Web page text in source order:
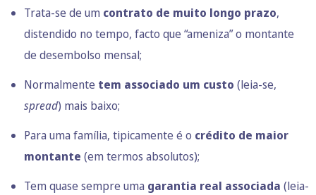
Trata-se de um contrato de muito longo prazo,
distendido no tempo, facto que “ameniza” o montante
de desembolso mensal;
Normalmente tem associado um custo (leia-se,
spread) mais baixo;
Para uma família, tipicamente é o crédito de maior
montante (em termos absolutos);
Tem quase sempre uma garantia real associada (leia-